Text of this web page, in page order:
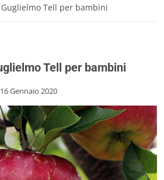
Tell per bambini
Tell per bambini
16 Gennaio 2020